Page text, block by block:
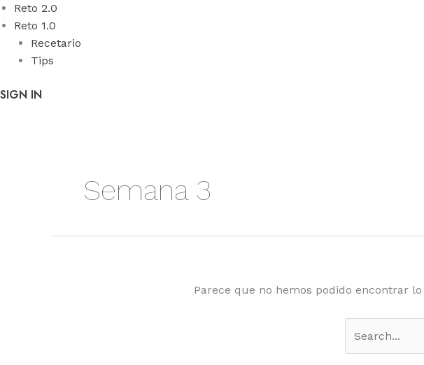
Reto 2.0
Reto 1.0
Recetario
Tips
SIGN IN
Semana 3
Parece que no hemos podido encontrar
por: